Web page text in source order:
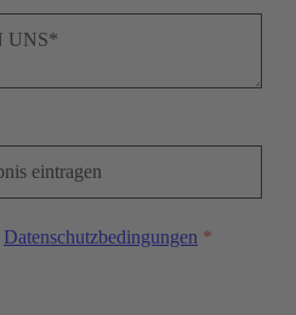
Datenschutzbedingungen *